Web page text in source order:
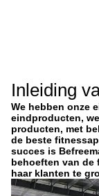
Inleiding
We hebben onze
eindproducten,
producten, met
de beste
succes is
behoeften van de
haar klanten te